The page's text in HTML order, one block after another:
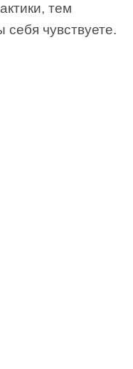
тем
чувствуете.